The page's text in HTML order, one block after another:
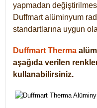
yapmadan
Duffmart alüminyum
standartlarına uygun
Duffmart Therma
aşağıda verilen
kullanabilirsiniz.